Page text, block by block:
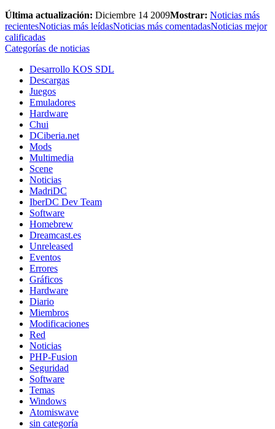
Última actualización: Diciembre 14 2009Mostrar: Noticias más
recientesNoticias más leídasNoticias más comentadasNoticias mejor
calificadas
Categorías de noticias
Desarrollo KOS SDL
Descargas
Juegos
Emuladores
Hardware
Chui
DCiberia.net
Mods
Multimedia
Scene
Noticias
MadriDC
IberDC Dev Team
Software
Homebrew
Dreamcast.es
Unreleased
Eventos
Errores
Gráficos
Hardware
Diario
Miembros
Modificaciones
Red
Noticias
PHP-Fusion
Seguridad
Software
Temas
Windows
Atomiswave
sin categoría